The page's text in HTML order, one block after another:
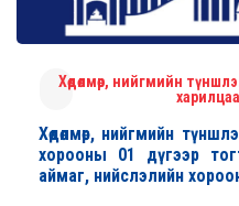
Хөдөлмөр, нийгмийн
харилцаа
Хөдөлмөр, нийгмийн
хорооны 01 дүгээр
аймаг, нийслэлийн